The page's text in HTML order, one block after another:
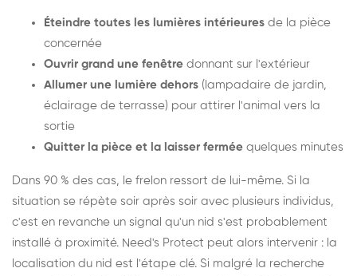
Éteindre toutes les lumières intérieures de la pièce
concernée
Ouvrir grand une fenêtre donnant sur l'extérieur
Allumer une lumière dehors (lampadaire de jardin,
éclairage de terrasse) pour attirer l'animal vers la
sortie
Quitter la pièce et la laisser fermée quelques minutes
Dans 90 % des cas, le frelon ressort de lui-même. Si la
situation se répète soir après soir avec plusieurs individus,
c'est en revanche un signal qu'un nid s'est probablement
installé à proximité. Need's Protect peut alors intervenir : la
localisation du nid est l'étape clé. Si malgré la recherche